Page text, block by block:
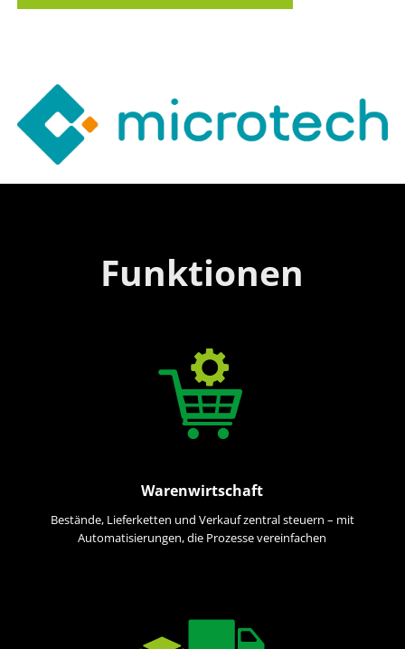
Funktionen
Warenwirtschaft
Bestände, Lieferketten und Verkauf zentral steuern – mit
Automatisierungen, die Prozesse vereinfachen